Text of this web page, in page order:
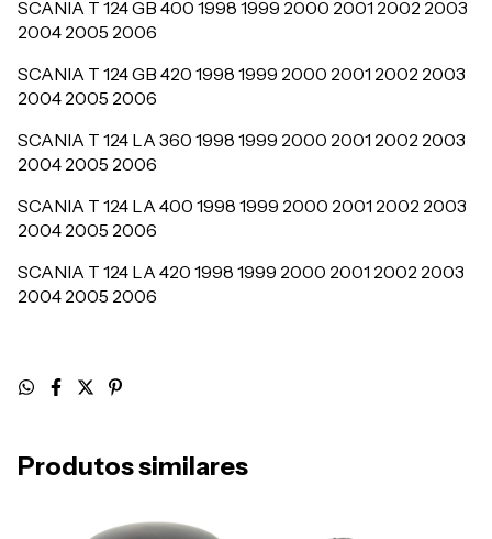
SCANIA T 124 GB 400 1998 1999 2000 2001 2002 2003
2004 2005 2006
SCANIA T 124 GB 420 1998 1999 2000 2001 2002 2003
2004 2005 2006
SCANIA T 124 LA 360 1998 1999 2000 2001 2002 2003
2004 2005 2006
SCANIA T 124 LA 400 1998 1999 2000 2001 2002 2003
2004 2005 2006
SCANIA T 124 LA 420 1998 1999 2000 2001 2002 2003
2004 2005 2006
Produtos similares